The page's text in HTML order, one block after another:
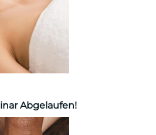
Abgelaufen!